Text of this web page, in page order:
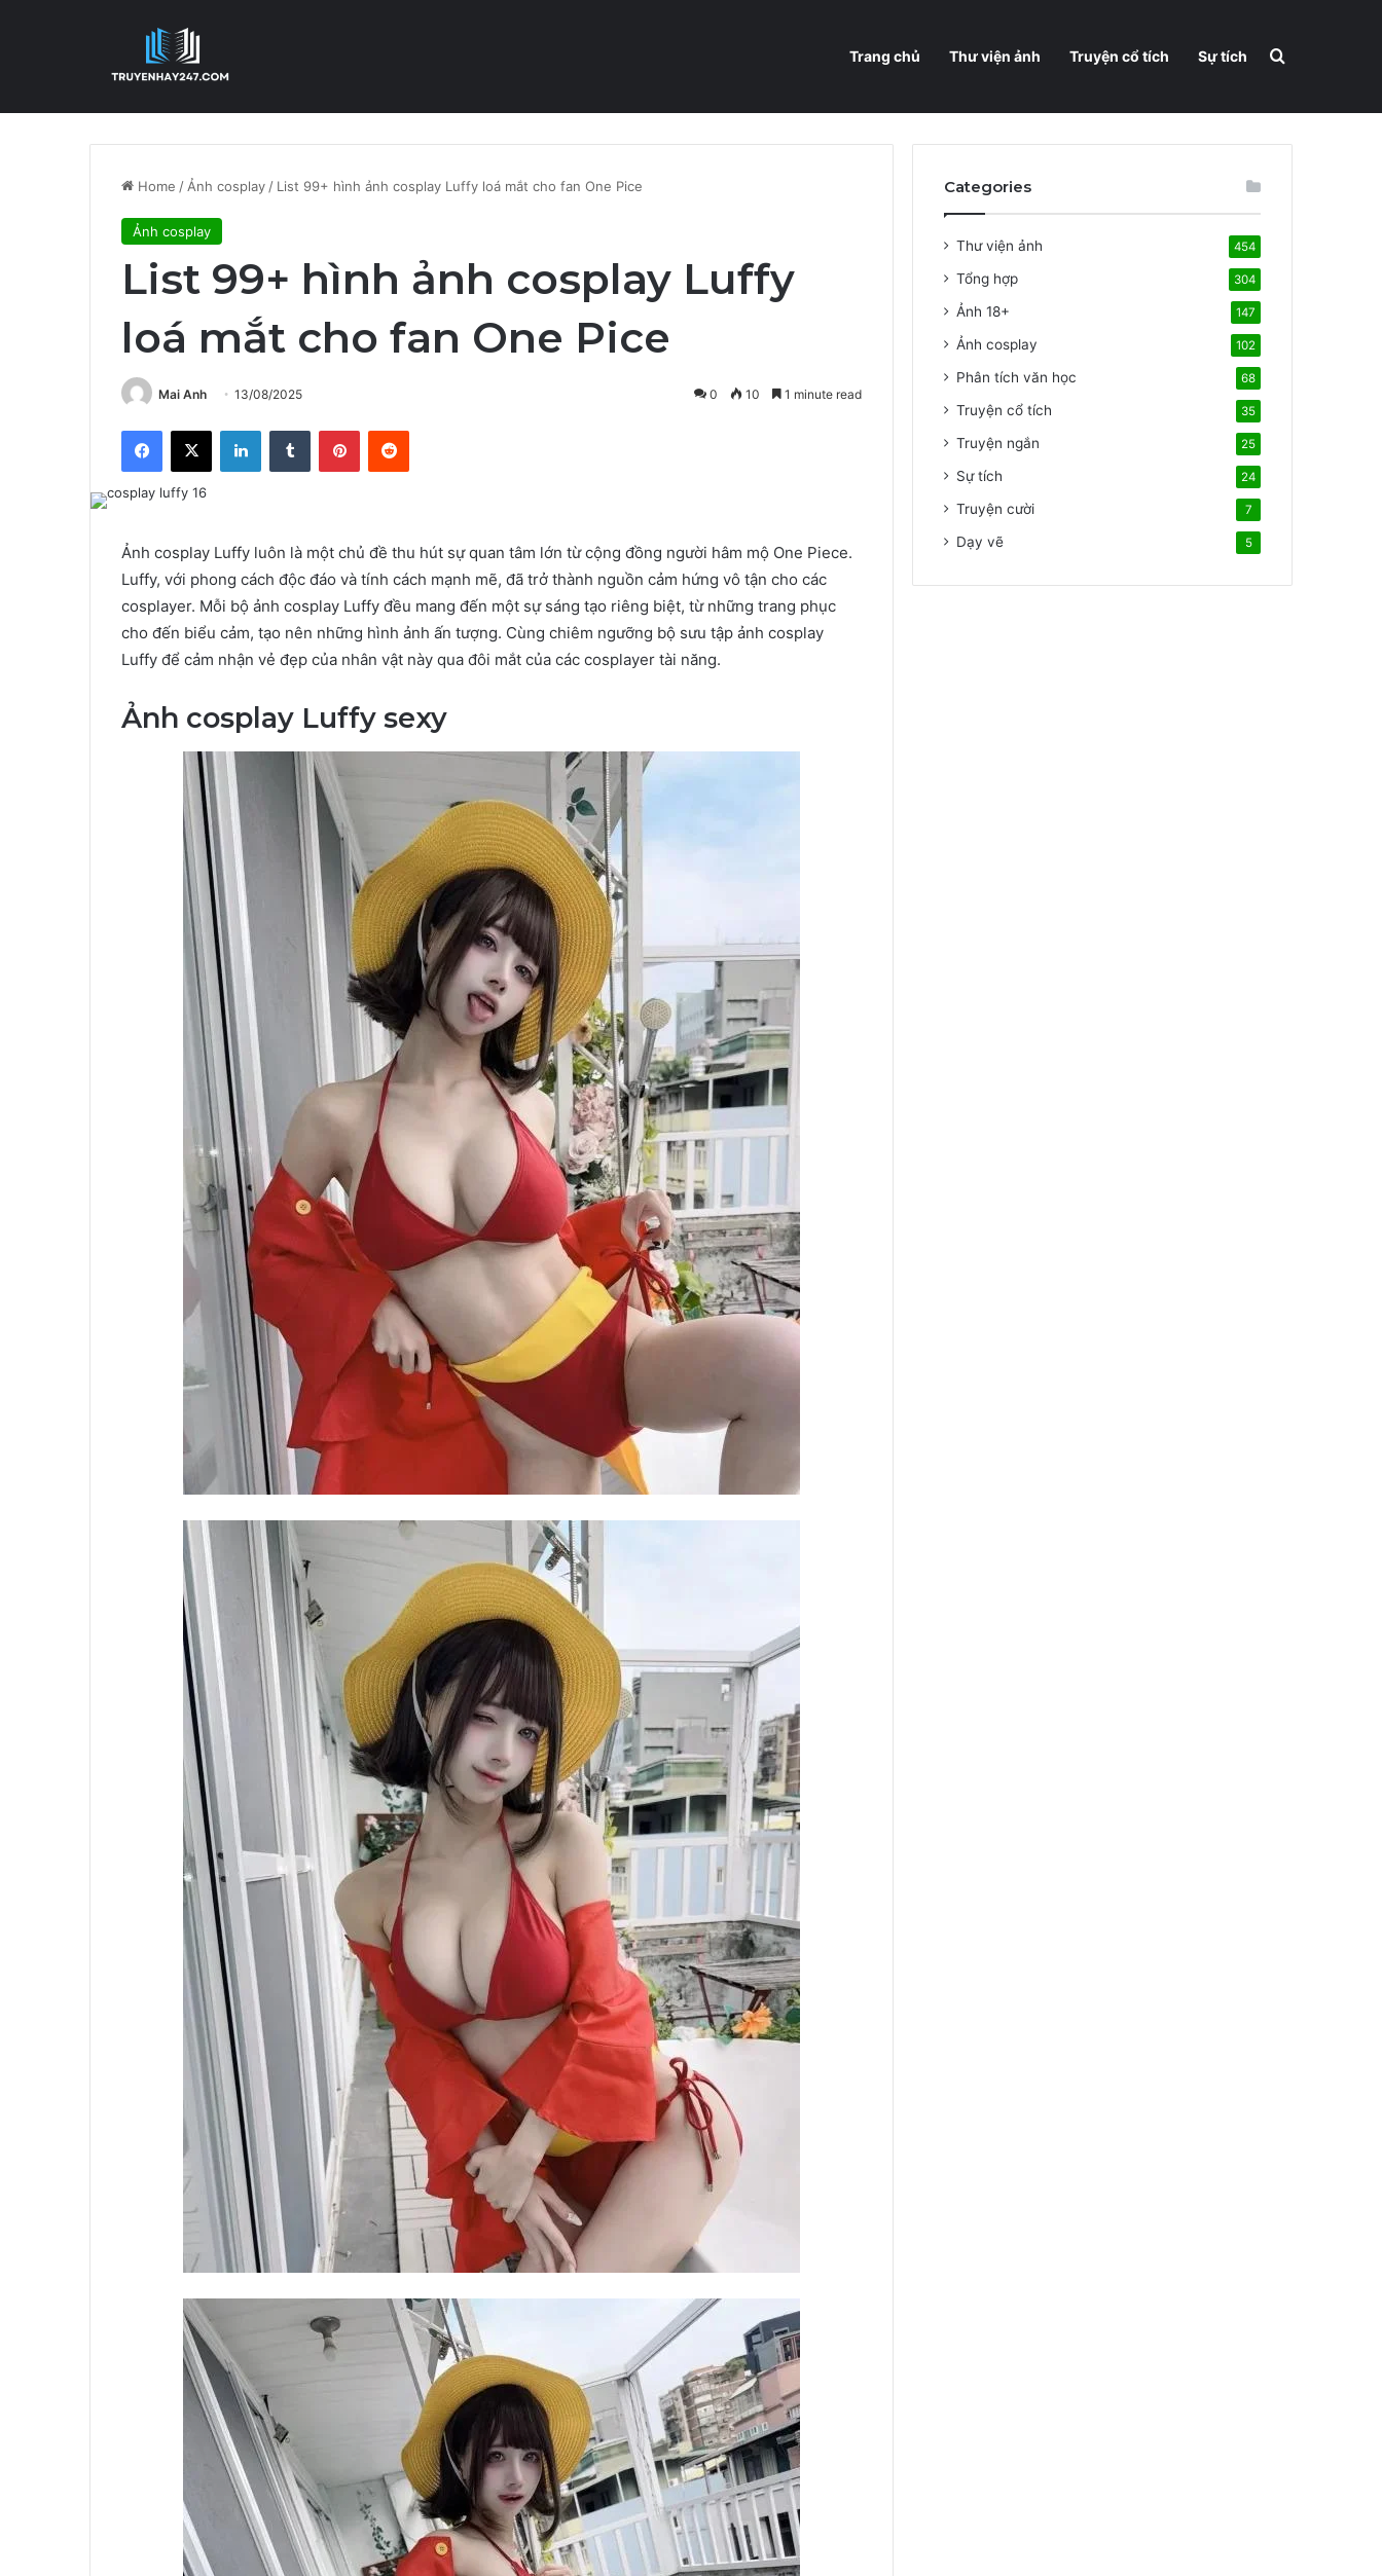
Trang chủ Thư viện ảnh Truyện cổ tích Sự tích Search for
Home / Ảnh cosplay / List 99+ hình ảnh cosplay Luffy loá mắt cho fan One Pice
Ảnh cosplay
List 99+ hình ảnh cosplay Luffy
loá mắt cho fan One Pice
Mai Anh 13/08/2025 0 10 1 minute read
Ảnh cosplay Luffy luôn là một chủ đề thu hút sự quan tâm lớn từ cộng đồng người hâm mộ One Piece.
Luffy, với phong cách độc đáo và tính cách mạnh mẽ, đã trở thành nguồn cảm hứng vô tận cho các
cosplayer. Mỗi bộ ảnh cosplay Luffy đều mang đến một sự sáng tạo riêng biệt, từ những trang phục
cho đến biểu cảm, tạo nên những hình ảnh ấn tượng. Cùng chiêm ngưỡng bộ sưu tập ảnh cosplay
Luffy để cảm nhận vẻ đẹp của nhân vật này qua đôi mắt của các cosplayer tài năng.
Ảnh cosplay Luffy sexy
Categories
Thư viện ảnh 454
Tổng hợp 304
Ảnh 18+ 147
Ảnh cosplay 102
Phân tích văn học 68
Truyện cổ tích 35
Truyện ngắn 25
Sự tích 24
Truyện cười 7
Dạy vẽ 5